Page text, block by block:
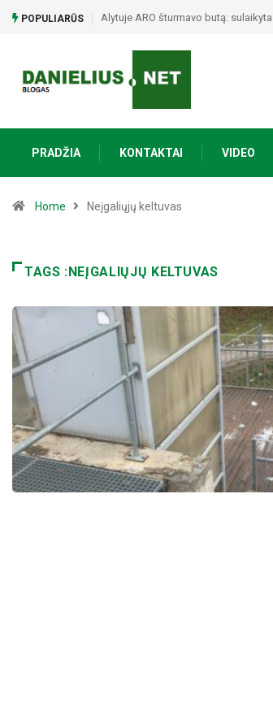
POPULIARŪS Alytuje ARO šturmavo butą:
PRADŽIA KONTAKTAI VIDEO
Home Neįgaliųjų keltuvas
TAGS :NEĮGALIŲJŲ KELTUVAS